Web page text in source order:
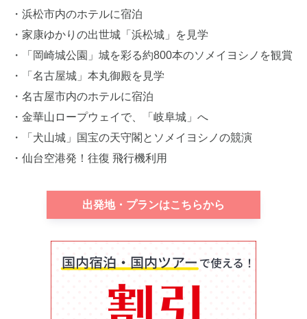
・浜松市内のホテルに宿泊
・家康ゆかりの出世城「浜松城」を見学
・「岡崎城公園」城を彩る約800本のソメイヨシノを観賞
・「名古屋城」本丸御殿を見学
・名古屋市内のホテルに宿泊
・金華山ロープウェイで、「岐阜城」へ
・「犬山城」国宝の天守閣とソメイヨシノの競演
・仙台空港発！往復 飛行機利用
出発地・プランはこちらから